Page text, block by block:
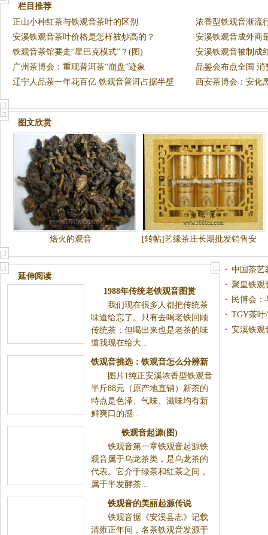
栏目推荐
正山小种红茶与铁观音茶叶的区别
浓香型铁观音渐流
安溪铁观音茶叶价格是怎样被炒高的？
安溪铁观音成外商
铁观音茶馆要走“星巴克模式”？(图)
安溪铁观音被制成
广州茶博会：重现普洱茶“崩盘”迹象
品鉴会布点全国 消
自
辽宁人品茶一年花百亿 铁观音普洱占据半壁
西安茶博会：安化
图文欣赏
焙火的观音
[转帖]艺缘茶庄长期批发销售安
溪特产铁观音茶叶，价格低
廉，质量保证。
延伸阅读
1988年传统老铁观音图赏
我们现在很多人都把传统茶
味道给忘了。只有去喝老铁回顾
传统茶；但喝出来也是老茶的味
道我现在给大...
铁观音挑选：铁观音怎么分辨新
茶和旧茶？
图片1纯正安溪浓香型铁观音
半斤88元（原产地直销）新茶的
特点是色泽、气味、滋味均有新
鲜爽口的感...
铁观音起源(图)
铁观音第一章铁观音起源铁
观音属于乌龙茶类，是乌龙茶的
代表。它介于绿茶和红茶之间，
属于半发酵茶...
铁观音的美丽起源传说
铁观音据《安溪县志》记载
清雍正年间，名茶铁观音发源于
中国茶艺
聚皇铁观
民博会：
TGY茶叶
安溪铁观